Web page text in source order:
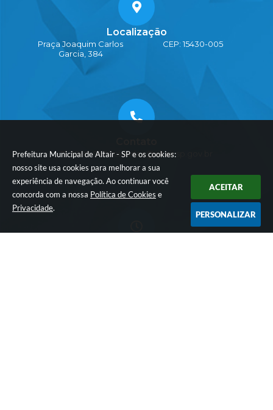
Prefeitura Municipal de Altair - SP e os cookies:
nosso site usa cookies para melhorar a sua
experiência de navegação. Ao continuar você
concorda com a nossa Política de Cookies e
Privacidade.
ACEITAR
PERSONALIZAR
Localização
Praça Joaquim Carlos
Garcia, 384
CEP: 15430-005
17-3889-9500cidadao@altair.sp.gov.br